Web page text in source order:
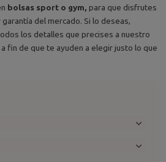
bolsas sport o gym, para que disfrutes
del mercado. Si lo deseas,
los detalles que precises a nuestro
fin de que te ayuden a elegir justo lo que